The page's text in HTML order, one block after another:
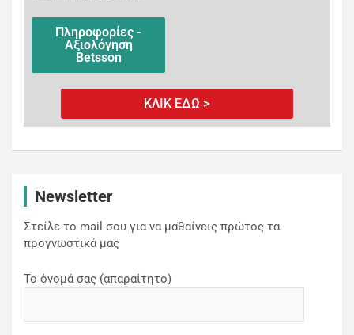
Πληροφορίες -
Αξιολόγηση
Betsson
ΚΛΙΚ ΕΔΩ >
Newsletter
Στείλε το mail σου για να μαθαίνεις πρώτος τα
προγνωστικά μας
Το όνομά σας (απαραίτητο)